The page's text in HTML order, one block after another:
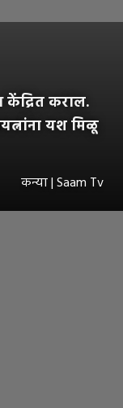
कराल.
यश मिळू
कन्या | Saam Tv